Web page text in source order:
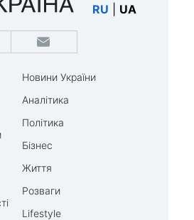
RU UA
Новини України
Аналітика
Політика
Бізнес
Життя
Розваги
Lifestyle